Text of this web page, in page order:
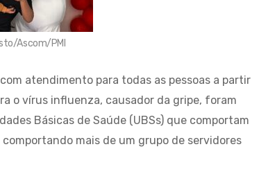
Ascom/PMI
atendimento para todas as pessoas a partir
o vírus influenza, causador da gripe, foram
Básicas de Saúde (UBSs) que comportam
mais de um grupo de servidores